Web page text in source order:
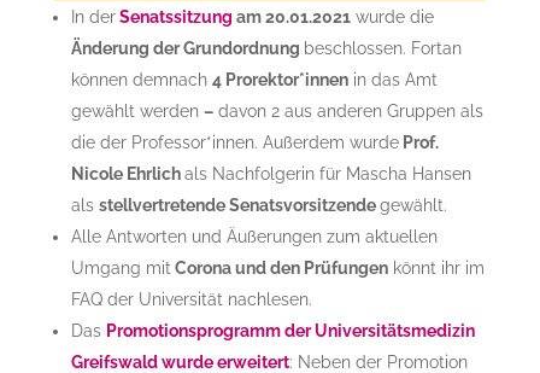
In der Senatssitzung am 20.01.2021wurde die
Änderung der Grundordnung beschlossen. Fortan
können demnach 4 Prorektor*innenin das Amt
gewählt werden –davon 2 aus anderen Gruppen als
die der Professor*innen. Außerdem wurdeProf.
Nicole Ehrlichals Nachfolgerin für Mascha Hansen
als stellvertretende Senatsvorsitzendegewählt.
Alle Antworten und Äußerungen zum aktuellen
Umgang mit Corona und den Prüfungenkönnt ihr im
FAQ der Universität nachlesen.
Das Promotionsprogramm der Universitätsmedizin
Greifswald wurde erweitert: Neben der Promotion